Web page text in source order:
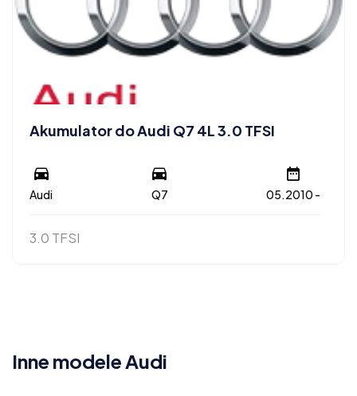
Akumulator do Audi Q7 4L 3.0 TFSI
Audi Q7 05.2010 -
3.0 TFSI
Inne modele Audi